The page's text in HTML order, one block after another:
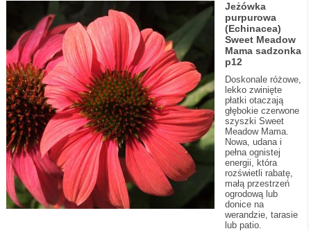
Jeżówka
purpurowa
(Echinacea)
Sweet Meadow
Mama sadzonka
p12
Doskonale różowe,
lekko zwinięte
płatki otaczają
głębokie czerwone
szyszki Sweet
Meadow Mama.
Nowa, udana i
pełna ognistej
energii, która
rozświetli rabatę,
małą przestrzeń
ogrodową lub
donice na
werandzie, tarasie
lub patio.